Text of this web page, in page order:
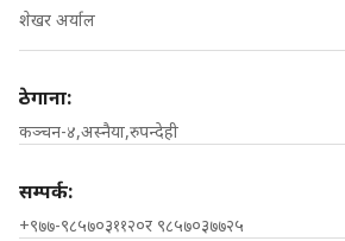
शेखर अर्याल
ठेगाना:
कञ्चन-४,अस्नैया,रुपन्देही
सम्पर्क:
+९७७-९८५७०३११२०र ९८५७०३७७२५